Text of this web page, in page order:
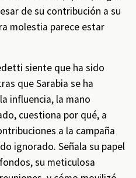
de su contribución a su
molestia parece estar
siente que ha sido
que Sarabia se ha
influencia, la mano
cuestiona por qué, a
a la campaña
ignorado. Señala su papel
su meticulosa